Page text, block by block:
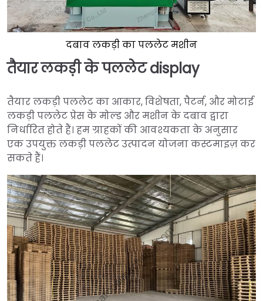
दबाव लकड़ी का पललेट मशीन
तैयार लकड़ी के पललेट display
तैयार लकड़ी पललेट का आकार, विशेषता, पैटर्न, और मोटाई
लकड़ी पललेट प्रेस के मोल्ड और मशीन के दबाव द्वारा
निर्धारित होते हैं। हम ग्राहकों की आवश्यकता के अनुसार
एक उपयुक्त लकड़ी पललेट उत्पादन योजना कस्टमाइज़ कर
सकते हैं।